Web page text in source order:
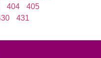
404
405
431